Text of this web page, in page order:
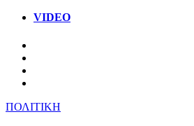
VIDEO
ΠΟΛΙΤΙΚΗ